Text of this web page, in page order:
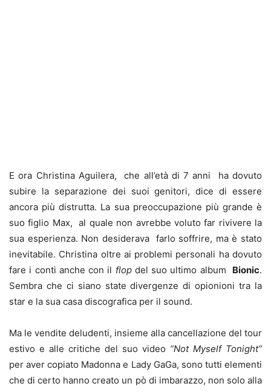
E ora Christina Aguilera, che all’età di 7 anni ha dovuto
subire la separazione dei suoi genitori, dice di essere
ancora più distrutta. La sua preoccupazione più grande è
suo figlio Max, al quale non avrebbe voluto far rivivere la
sua esperienza. Non desiderava farlo soffrire, ma è stato
inevitabile. Christina oltre ai problemi personali ha dovuto
fare i conti anche con il flopdel suo ultimo album Bionic.
Sembra che ci siano state divergenze di opionioni tra la
star e la sua casa discografica per il sound.
Ma le vendite deludenti, insieme alla cancellazione del tour
estivo e alle critiche del suo video “Not Myself Tonight”
per aver copiato Madonna e Lady GaGa, sono tutti elementi
che di certo hanno creato un pò di imbarazzo, non solo alla